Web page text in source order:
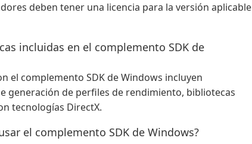
deben tener una licencia para la versión aplicable
incluidas en el complemento SDK de
el complemento SDK de Windows incluyen
generación de perfiles de rendimiento, bibliotecas
tecnologías DirectX.
el complemento SDK de Windows?